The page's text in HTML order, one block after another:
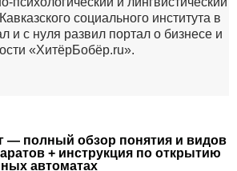
социального института в
и с нуля развил портал о бизнесе и
«ХитёрБобёр.ru».
— полный обзор понятия и видов
+ инструкция по открытию
автоматах